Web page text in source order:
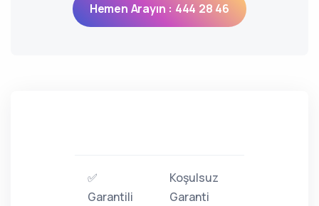
Hemen Arayın : 444 28 46
✅
Garantili
Koşulsuz
Garanti